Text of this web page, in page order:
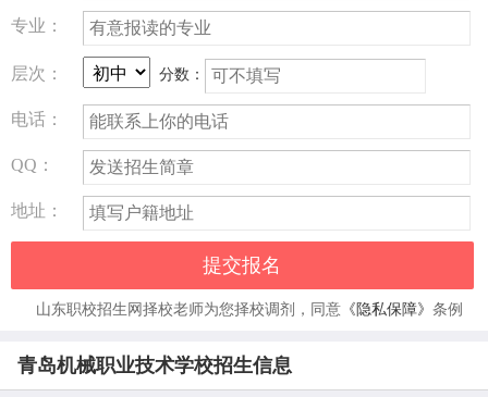
专业：
层次： 分数：
电话：
QQ：
地址：
提交报名
山东职校招生网择校老师为您择校调剂，同意 《隐私保障》 条例
青岛机械职业技术学校招生信息